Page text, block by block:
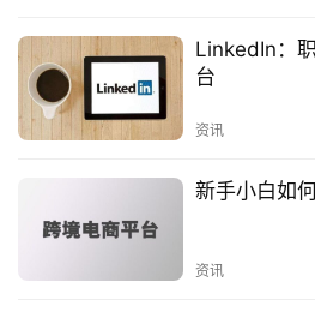
两者之间的关系
预发布SEO和发布后SEO是相
在着紧密的联系。预发布SEO
SEO打下良好的基础，提高内
发布后SEO也要结合预发布
LinkedIn：
台
资讯
新手小白如
资讯